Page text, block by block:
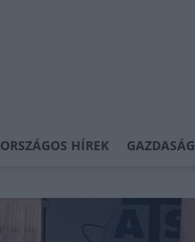
ORSZÁGOS HÍREK GAZDASÁG